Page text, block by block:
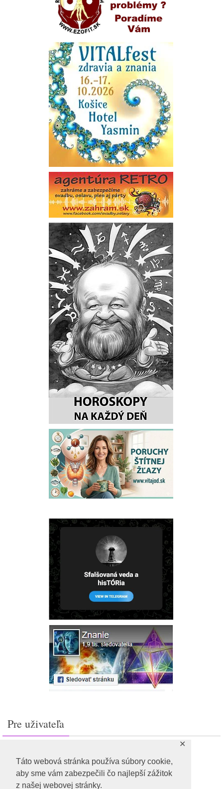
Táto webová stránka používa súbory cookie,
aby sme vám zabezpečili čo najlepší zážitok
z našej webovej stránky.
✕
Pre uživateľa
Feed záznamov
RSS feed komentárov
WordPress.org